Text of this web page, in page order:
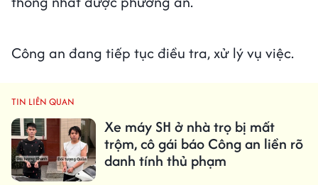
Công an đang tiếp tục điều tra, xử lý vụ việc.
TIN LIÊN QUAN
Xe máy SH ở nhà trọ bị mất
trộm, cô gái báo Công an liền rõ
danh tính thủ phạm